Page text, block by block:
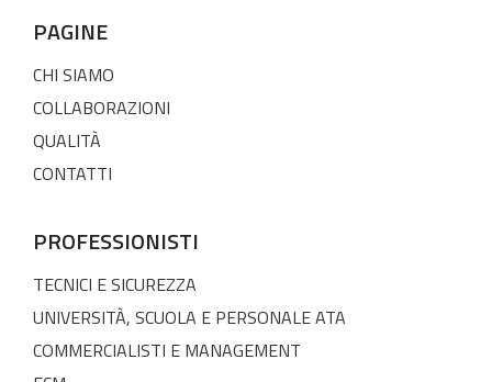
PAGINE
CHI SIAMO
COLLABORAZIONI
QUALITÀ
CONTATTI
PROFESSIONISTI
TECNICI E SICUREZZA
UNIVERSITÀ, SCUOLA E PERSONALE ATA
COMMERCIALISTI E MANAGEMENT